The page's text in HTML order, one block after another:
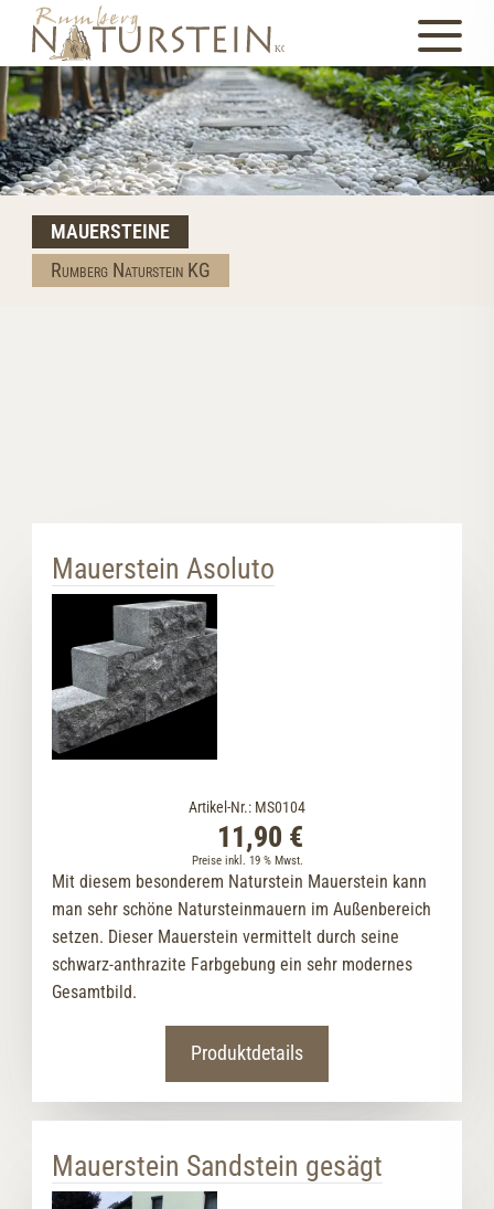
MAUERSTEINE
Rumberg Naturstein KG
Mauerstein Asoluto
Artikel-Nr.: MS0104
11,90 €
Preise inkl. 19 % Mwst.
Mit diesem besonderem Naturstein Mauerstein kann
man sehr schöne Natursteinmauern im Außenbereich
setzen. Dieser Mauerstein vermittelt durch seine
schwarz-anthrazite Farbgebung ein sehr modernes
Gesamtbild.
Produktdetails
Mauerstein Sandstein gesägt